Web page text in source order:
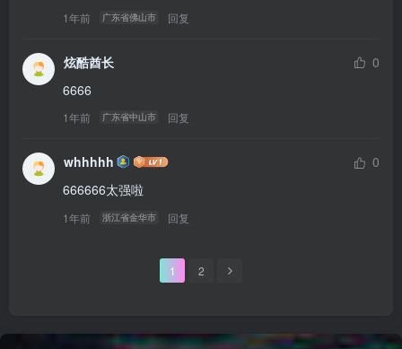
1年前 广东省佛山市 回复
炫酷酋长
0
6666
1年前 广东省中山市 回复
whhhhh
0
666666太强啦
1年前 浙江省金华市 回复
1 2